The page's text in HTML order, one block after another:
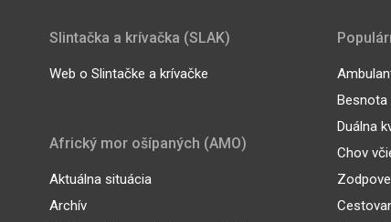
Slintačka a krívačka (SLAK)
Web o Slintačke a krívačke
Africký mor ošípaných (AMO)
Aktuálna situácia
Archív
Besnota
Duálna
Chov